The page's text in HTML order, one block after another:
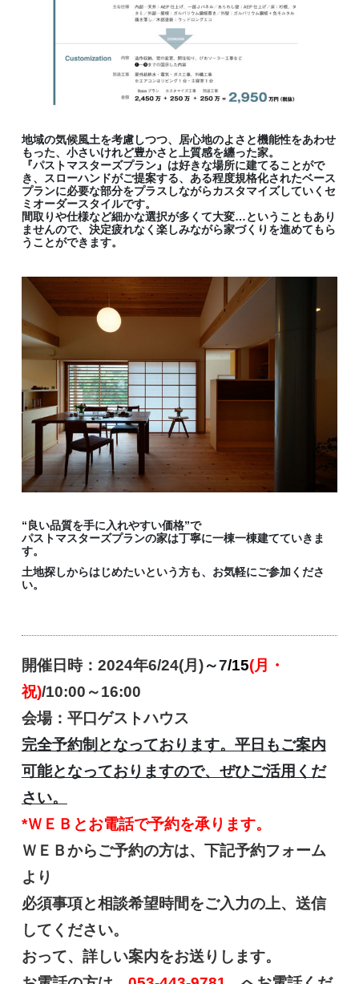
地域の気候風土を考慮しつつ、居心地のよさと機能性をあわせ
もった、小さいけれど豊かさと上質感を纏った家。
『パストマスターズプラン』は好きな場所に建てることがで
き、スローハンドがご提案する、ある程度規格化されたベース
プランに必要な部分をプラスしながらカスタマイズしていくセ
ミオーダースタイルです。
間取りや仕様など細かな選択が多くて大変…ということもあり
ませんので、決定疲れなく楽しみながら家づくりを進めてもら
うことができます。
“良い品質を手に入れやすい価格”で
パストマスターズプランの家は丁寧に一棟一棟建てていきま
す。
土地探しからはじめたいという方も、お気軽にご参加くださ
い。
開催日時：2024年6/24(月)～7/15(月・
祝)/10:00 ～16:00
会場：平口ゲストハウス
完全予約制となっております。平日もご案内
可能となっておりますので、ぜひご活用くだ
さい。
*ＷＥＢとお電話で予約を承ります。
ＷＥＢからご予約の方は、 下記予約フォーム
より
必須事項と相談希望時間をご入力の上、送信
してください。
おって、詳しい案内をお送りします。